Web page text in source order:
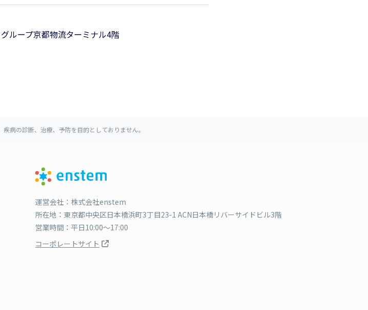
ループ京都物流ターミナル4階
病の診断、治療、予防を目的としておりません。
運営会社：株式会社enstem
所在地：東京都中央区日本橋浜町3丁目23-1 ACN日本橋リバーサイドビル3階
営業時間：平日10:00〜17:00
コーポレートサイト